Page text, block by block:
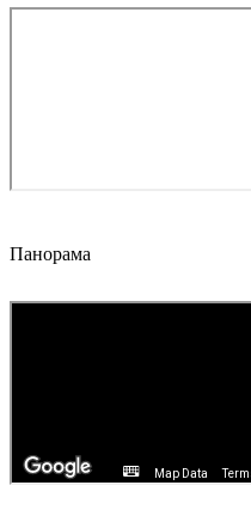
Панорама